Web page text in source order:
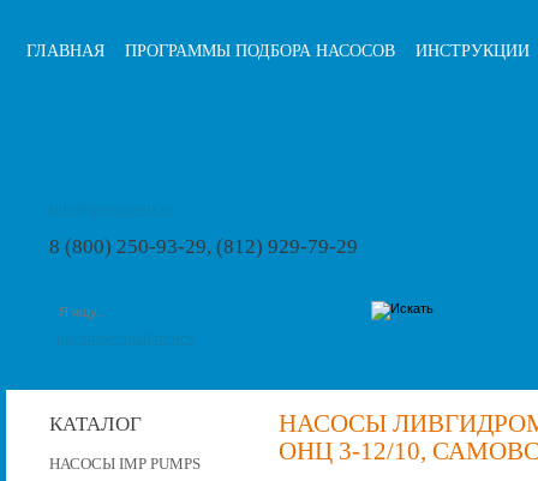
ГЛАВНАЯ ПРОГРАММЫ ПОДБОРА НАСОСОВ ИНСТРУКЦИИ
8 (800) 250-93-29, (812) 929-79-29
КАТАЛОГ
НАСОСЫ IMP PUMPS
НАСОСЫ
ОНЦ 3-12/10,